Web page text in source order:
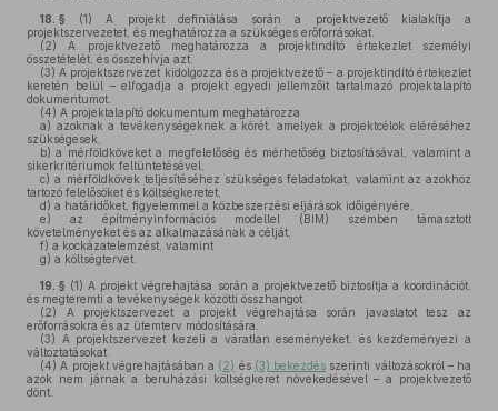
18. § (1)
A projekt definiálása során a projektvezető kialakítja a
projektszervezetet, és meghatározza a szükséges erőforrásokat.
(2) A projektvezető meghatározza a projektindító értekezlet személyi
összetételét, és összehívja azt.
(3) A projektszervezet kidolgozza és a projektvezető – a projektindító értekezlet
keretén belül – elfogadja a projekt egyedi jellemzőit tartalmazó projektalapító
dokumentumot.
(4) A projektalapító dokumentum meghatározza
a) azoknak a tevékenységeknek a körét, amelyek a projektcélok eléréséhez
szükségesek,
b) a mérföldköveket a megfelelőség és mérhetőség biztosításával, valamint a
sikerkritériumok feltüntetésével,
c) a mérföldkövek teljesítéséhez szükséges feladatokat, valamint az azokhoz
tartozó felelősöket és költségkeretet,
d) a határidőket, figyelemmel a közbeszerzési eljárások időigényére,
e) az építményinformációs modellel (BIM) szemben támasztott
követelményeket és az alkalmazásának a célját,
f) a kockázatelemzést, valamint
g) a költségtervet.
19. § (1) A projekt végrehajtása során a projektvezető biztosítja a koordinációt,
és megteremti a tevékenységek közötti összhangot.
(2) A projektszervezet a projekt végrehajtása során javaslatot tesz az
erőforrásokra és az ütemterv módosítására.
(3) A projektszervezet kezeli a váratlan eseményeket, és kezdeményezi a
változtatásokat.
(4) A projekt végrehajtásában a (2) és (3) bekezdés szerinti változásokról – ha
azok nem járnak a beruházási költségkeret növekedésével – a projektvezető
dönt.